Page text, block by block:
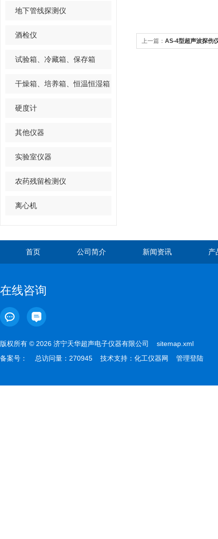
地下管线探测仪
酒检仪
试验箱、冷藏箱、保存箱
干燥箱、培养箱、恒温恒湿箱
硬度计
其他仪器
实验室仪器
农药残留检测仪
离心机
上一篇： AS-4型超声波探伤
首页 公司简介 新闻资讯 产
在线咨询
版权所有 © 2026 济宁天华超声电子仪器有限公司 sitemap.xml
备案号：
总访问量：270945 技术支持： 化工仪器网 管理登陆